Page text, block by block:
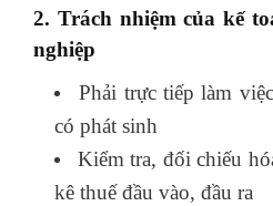
2. Trách nhiệm của kế
nghiệp
Phải trực tiếp làm
có phát sinh
Kiểm tra, đối chiếu
kê thuế đầu vào, đầu ra